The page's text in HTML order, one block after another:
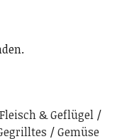
Fleisch & Geflügel
Gemüse